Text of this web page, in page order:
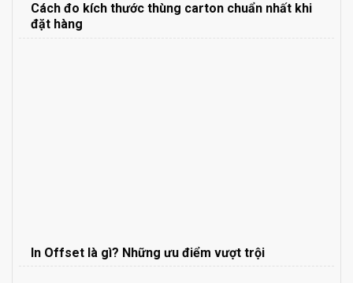
Cách đo kích thước thùng carton chuẩn nhất khi
đặt hàng
In Offset là gì? Những ưu điểm vượt trội